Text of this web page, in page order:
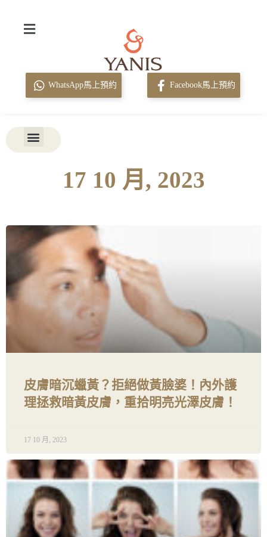
WhatsApp馬上預約 Facebook馬上預約
17 10 月, 2023
皮膚暗沉蠟黃？拒絕做黃臉婆！內外護
理拯救暗黃皮膚，重拾明亮光澤皮膚！
17 10 月, 2023